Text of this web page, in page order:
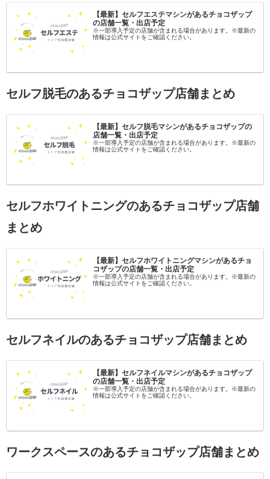
【最新】セルフエステマシンがあるチョコザップ
の店舗一覧・出店予定
※一部導入予定の店舗が含まれる場合があります。※最新の
情報は公式サイトをご確認ください。
セルフ脱毛のあるチョコザップ店舗まとめ
【最新】セルフ脱毛マシンがあるチョコザップの
店舗一覧・出店予定
※一部導入予定の店舗が含まれる場合があります。※最新の
情報は公式サイトをご確認ください。
セルフホワイトニングのあるチョコザップ店舗
まとめ
【最新】セルフホワイトニングマシンがあるチョ
コザップの店舗一覧・出店予定
※一部導入予定の店舗が含まれる場合があります。※最新の
情報は公式サイトをご確認ください。
セルフネイルのあるチョコザップ店舗まとめ
【最新】セルフネイルマシンがあるチョコザップ
の店舗一覧・出店予定
※一部導入予定の店舗が含まれる場合があります。※最新の
情報は公式サイトをご確認ください。
ワークスペースのあるチョコザップ店舗まとめ